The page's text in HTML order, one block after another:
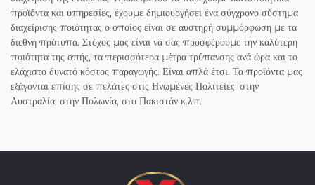
προϊόντα και υπηρεσίες, έχουμε δημιουργήσει ένα σύγχρονο σύστημα
διαχείρισης ποιότητας ο οποίος είναι σε αυστηρή συμμόρφωση με τα
διεθνή πρότυπα. Στόχος μας είναι να σας προσφέρουμε την καλύτερη
ποιότητα της οπής, τα περισσότερα μέτρα τρύπανσης ανά ώρα και το
ελάχιστο δυνατό κόστος παραγωγής. Είναι απλά έτσι. Τα προϊόντα μας
εξάγονται επίσης σε πελάτες στις Ηνωμένες Πολιτείες, στην
Αυστραλία, στην Πολωνία, στο Πακιστάν κ.λπ.